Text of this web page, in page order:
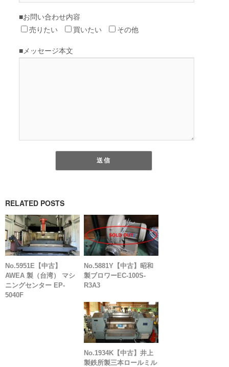
RELATED POSTS
No.5951E【中古】
AWEA 製（台湾） マシ
ニングセンター EP-
5040F
No.5881Y【中古】昭和
製ブロワーEC-100S-
R3A3
No.1934K【中古】井上
製鉄所製三本ロールミル